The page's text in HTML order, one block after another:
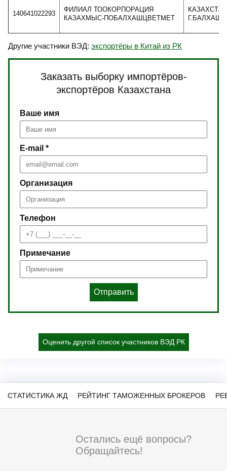
140641022293
ФИЛИАЛ ТООКОРПОРАЦИЯ
КАЗАХМЫС-ПОБАЛХАШЦВЕТМЕТ
Г.БАЛХАШ,
Другие участники ВЭД: экспортёры в Китай из РК
Заказать выборку импортёров-
экспортёров Казахстана
Ваше имя
E-mail *
Организация
Телефон
Примечание
Отправить
Оценить другой список участников ВЭД РК
СТАТИСТИКА ЖД РЕЙТИНГ ТАМОЖЕННЫХ БРОКЕРОВ
Остались ещё вопросы?
Обращайтесь!